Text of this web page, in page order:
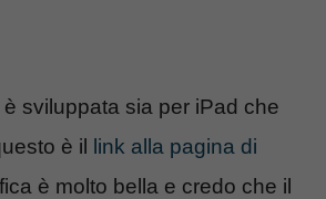
è sviluppata sia per iPad che
è il link alla pagina di
è molto bella e credo che il